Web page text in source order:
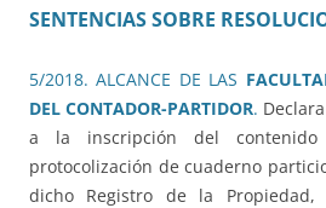
SENTENCIAS SOBRE
5/2018. ALCANCE DE LAS
DEL CONTADOR-PARTIDOR.
a la inscripción del
protocolización de cuaderno
dicho Registro de la